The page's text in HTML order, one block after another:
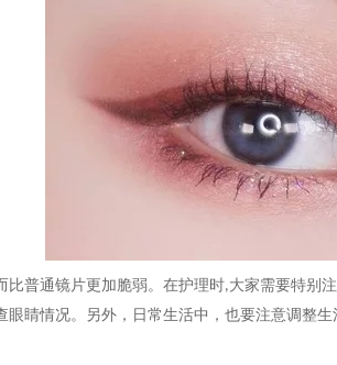
比普通镜片更加脆弱。在护理时,大家需要特别
睛情况。另外，日常生活中，也要注意调整生